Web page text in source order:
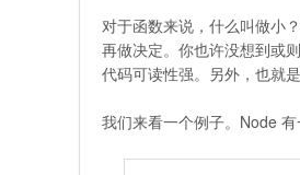
对于函数来说，什么叫做小
再做决定。你也许没想到或
代码可读性强。另外，也就
我们来看一个例子。Node